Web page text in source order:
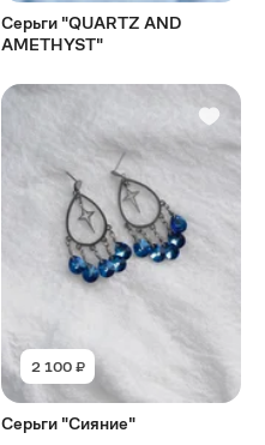
Серьги "QUARTZ AND
AMETHYST"
2 100 ₽
Серьги "Сияние"